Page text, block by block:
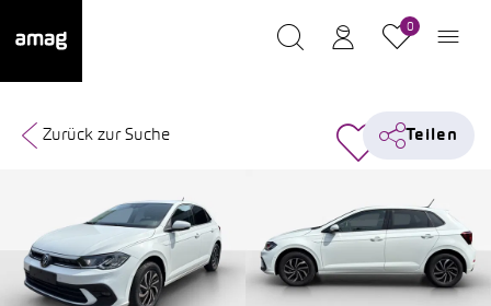
0
Zurück zur Suche Teilen